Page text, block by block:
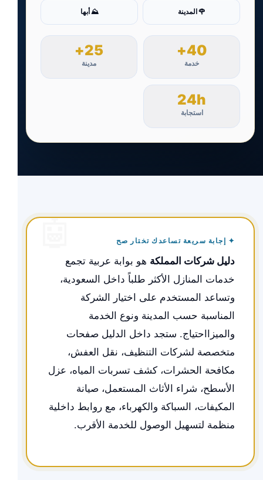
🌹 المدينة ⛰️ أبها
40+
خدمة
25+
مدينة
24h
استجابة
✦ إجابة سريعة تساعدك تختار صح
دليل شركات المملكة هو بوابة عربية تجمع
خدمات المنازل الأكثر طلباً داخل السعودية،
وتساعد المستخدم على اختيار الشركة
المناسبة حسب المدينة ونوع الخدمة
والميزااحتياج. ستجد داخل الدليل صفحات
متخصصة لشركات التنظيف، نقل العفش،
مكافحة الحشرات، كشف تسربات المياه، عزل
الأسطح، شراء الأثاث المستعمل، صيانة
المكيفات، السباكة والكهرباء، مع روابط داخلية
منظمة لتسهيل الوصول للخدمة الأقرب.